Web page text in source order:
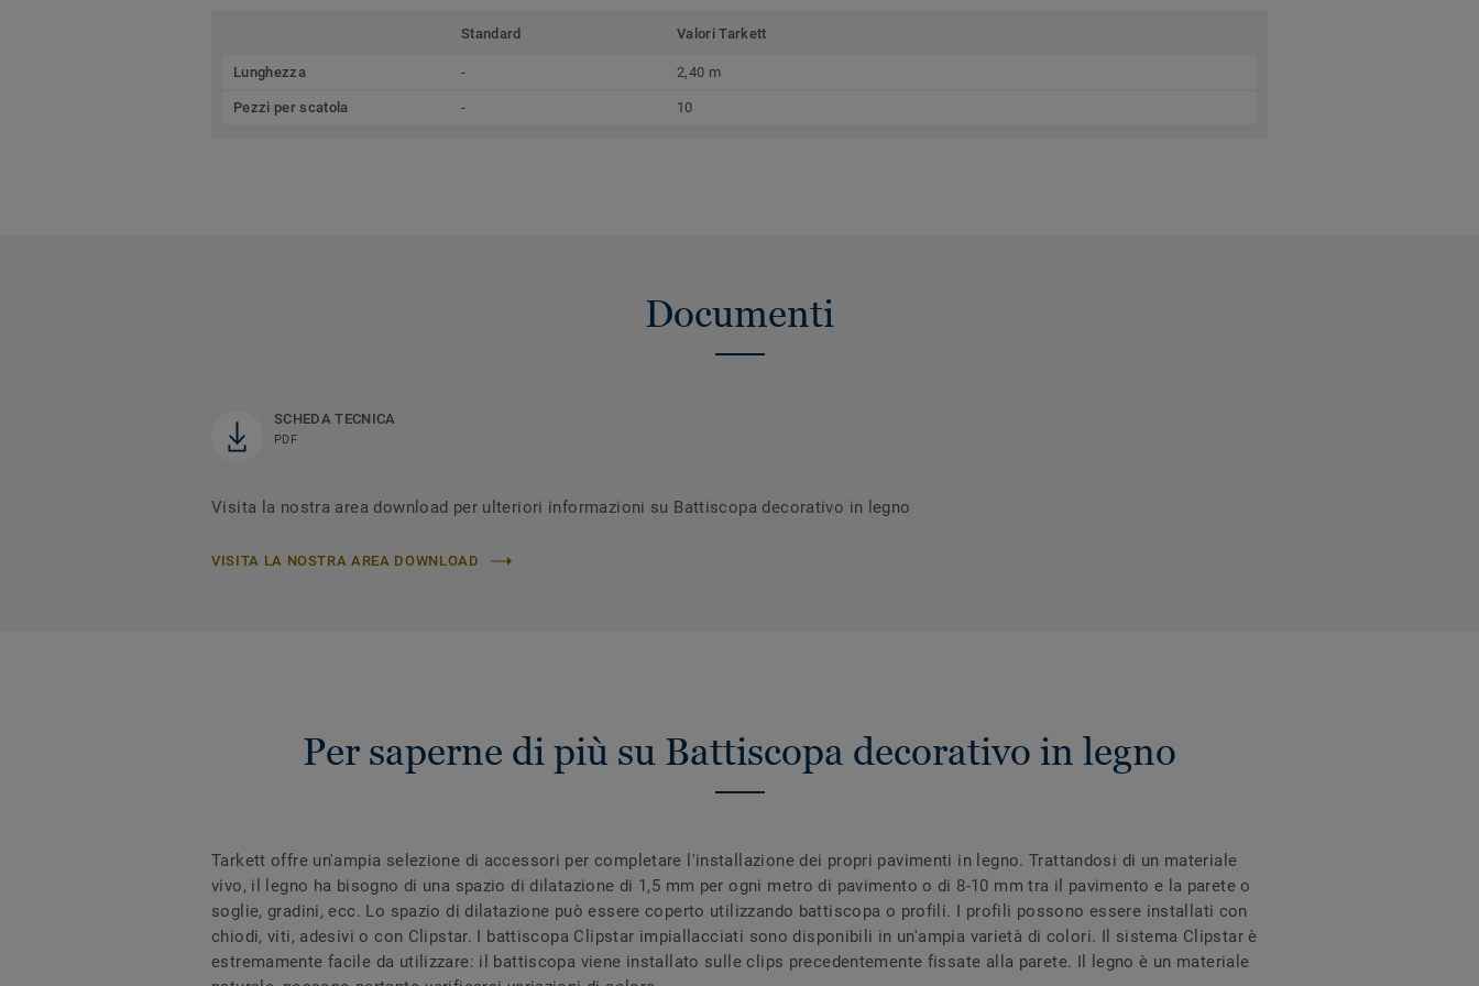
Standard Valori Tarkett
Lunghezza - 2,40 m
Pezzi per scatola - 10
Documenti
SCHEDA TECNICA
PDF
Visita la nostra area download per ulteriori informazioni su Battiscopa decorativo in legno
VISITA LA NOSTRA AREA DOWNLOAD
Per saperne di più su Battiscopa decorativo in legno
Tarkett offre un'ampia selezione di accessori per completare l'installazione dei propri pavimenti in legno. Trattandosi di un materiale
vivo, il legno ha bisogno di una spazio di dilatazione di 1,5 mm per ogni metro di pavimento o di 8-10 mm tra il pavimento e la parete o
soglie, gradini, ecc. Lo spazio di dilatazione può essere coperto utilizzando battiscopa o profili. I profili possono essere installati con
chiodi, viti, adesivi o con Clipstar. I battiscopa Clipstar impiallacciati sono disponibili in un'ampia varietà di colori. Il sistema Clipstar è
estremamente facile da utilizzare: il battiscopa viene installato sulle clips precedentemente fissate alla parete. Il legno è un materiale